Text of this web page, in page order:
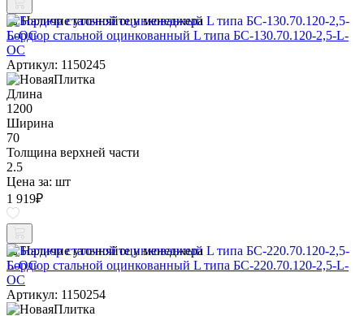
Наличие уточняйте у менеджера
Бордюр стальной оцинкованный L типа БС-130.70.120-2,5-L-
ОС
Артикул: 1150245
Длина
1200
Ширина
70
Толщина верхней части
2.5
Цена за: шт
1 919₽
Наличие уточняйте у менеджера
Бордюр стальной оцинкованный L типа БС-220.70.120-2,5-L-
ОС
Артикул: 1150254